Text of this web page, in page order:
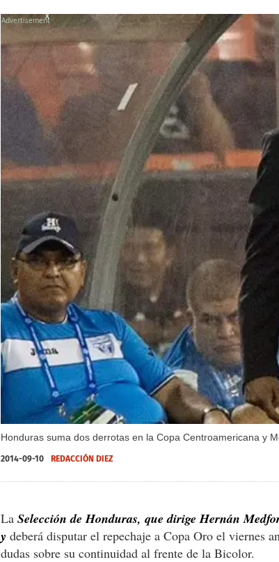
Honduras suma dos derrotas en la Copa Centroamericana y
X
2014-09-10 REDACCIÓN DIEZ
La Selección de Honduras, que dirige Hernán
y deberá disputar el repechaje a Copa Oro el viernes
dudas sobre su continuidad al frente de la Bicolor.